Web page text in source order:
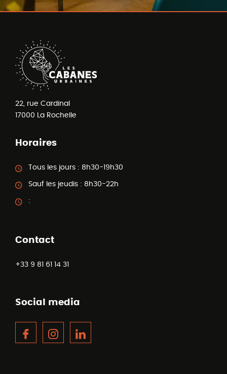
22, rue Cardinal
17000
La Rochelle
Horaires
Tous les jours : 8h30-19h30
Sauf les jeudis : 8h30-22h
:
Contact
+33 9 81 61 14 31
Social media
FacebookInstagram